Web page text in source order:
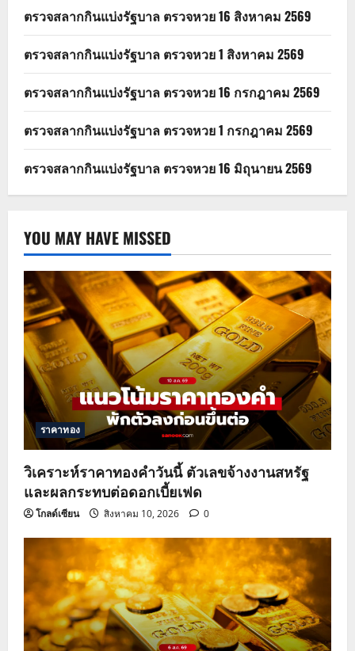
ตรวจสลากกินแบ่งรัฐบาล ตรวจหวย 16 สิงหาคม 2569
ตรวจสลากกินแบ่งรัฐบาล ตรวจหวย 1 สิงหาคม 2569
ตรวจสลากกินแบ่งรัฐบาล ตรวจหวย 16 กรกฎาคม 2569
ตรวจสลากกินแบ่งรัฐบาล ตรวจหวย 1 กรกฎาคม 2569
ตรวจสลากกินแบ่งรัฐบาล ตรวจหวย 16 มิถุนายน 2569
YOU MAY HAVE MISSED
ราคาทอง
วิเคราะห์ราคาทองคำวันนี้ ตัวเลขจ้างงานสหรัฐ
และผลกระทบต่อดอกเบี้ยเฟด
โกลด์เซียน สิงหาคม 10, 2026 0